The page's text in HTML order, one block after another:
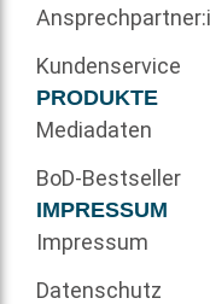
Kundenservice
PRODUKTE
Mediadaten
BoD-Bestseller
IMPRESSUM
Impressum
Datenschutz